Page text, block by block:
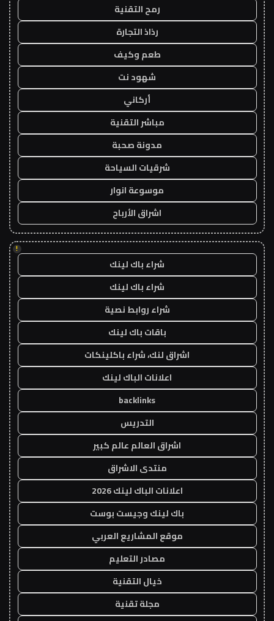
رمح التقنية
رذاذ التجارة
طعم وكيف
شهود نت
أركاني
مباشر التقنية
مدونة صحبة
شرقيات السياحة
موسوعة انوار
اشراق الأرباح
!
شراء باك لينك
شراء باك لينك
شراء روابط نصية
باقات باك لينك
اشراق لنك، شراء باكلينكات
اعلانات الباك لينك
backlinks
التدريس
اشراق العالم عالم كبير
منتدى الاشراق
اعلانات الباك لينك 2026
باك لينك وجيست بوست
موقع المشاريع العربي
مصادر التعليم
خيال التقنية
مجلة تقنية